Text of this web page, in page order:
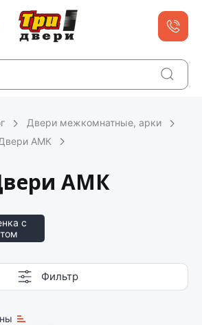
Двери межкомнатные, арки
АМК
АМК
с
Фильтр